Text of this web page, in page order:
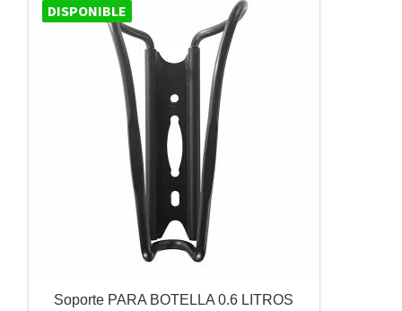
DISPONIBLE
Soporte PARA BOTELLA 0.6 LITROS